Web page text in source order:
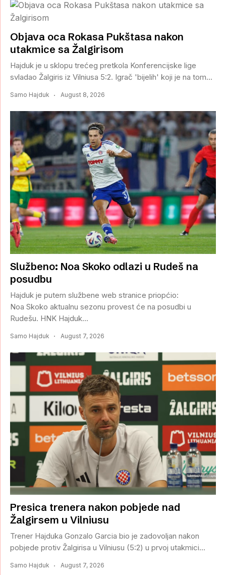
Objava oca Rokasa Pukštasa nakon
utakmice sa Žalgirisom
Hajduk je u sklopu trećeg pretkola Konferencijske lige
svladao Žalgiris iz Vilniusa 5:2. Igrač 'bijelih' koji je na tom...
Samo Hajduk August 8, 2026
Službeno: Noa Skoko odlazi u Rudeš na
posudbu
Hajduk je putem službene web stranice priopćio:
Noa Skoko aktualnu sezonu provest će na posudbi u
Rudešu. HNK Hajduk...
Samo Hajduk August 7, 2026
Presica trenera nakon pobjede nad
Žalgirsem u Vilniusu
Trener Hajduka Gonzalo Garcia bio je zadovoljan nakon
pobjede protiv Žalgirisa u Vilniusu (5:2) u prvoj utakmici...
Samo Hajduk August 7, 2026